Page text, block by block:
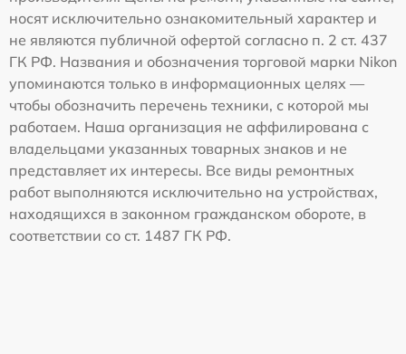
носят исключительно ознакомительный характер и
не являются публичной офертой согласно п. 2 ст. 437
ГК РФ. Названия и обозначения торговой марки Nikon
упоминаются только в информационных целях —
чтобы обозначить перечень техники, с которой мы
работаем. Наша организация не аффилирована с
владельцами указанных товарных знаков и не
представляет их интересы. Все виды ремонтных
работ выполняются исключительно на устройствах,
находящихся в законном гражданском обороте, в
соответствии со ст. 1487 ГК РФ.